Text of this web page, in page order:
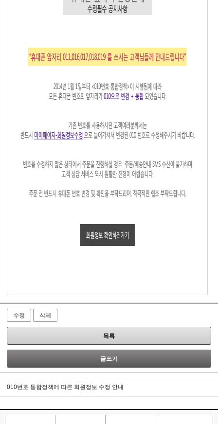
수정 삭제
목록
글쓰기
010번호 통합정책에 따른 회원정보 수정 안내